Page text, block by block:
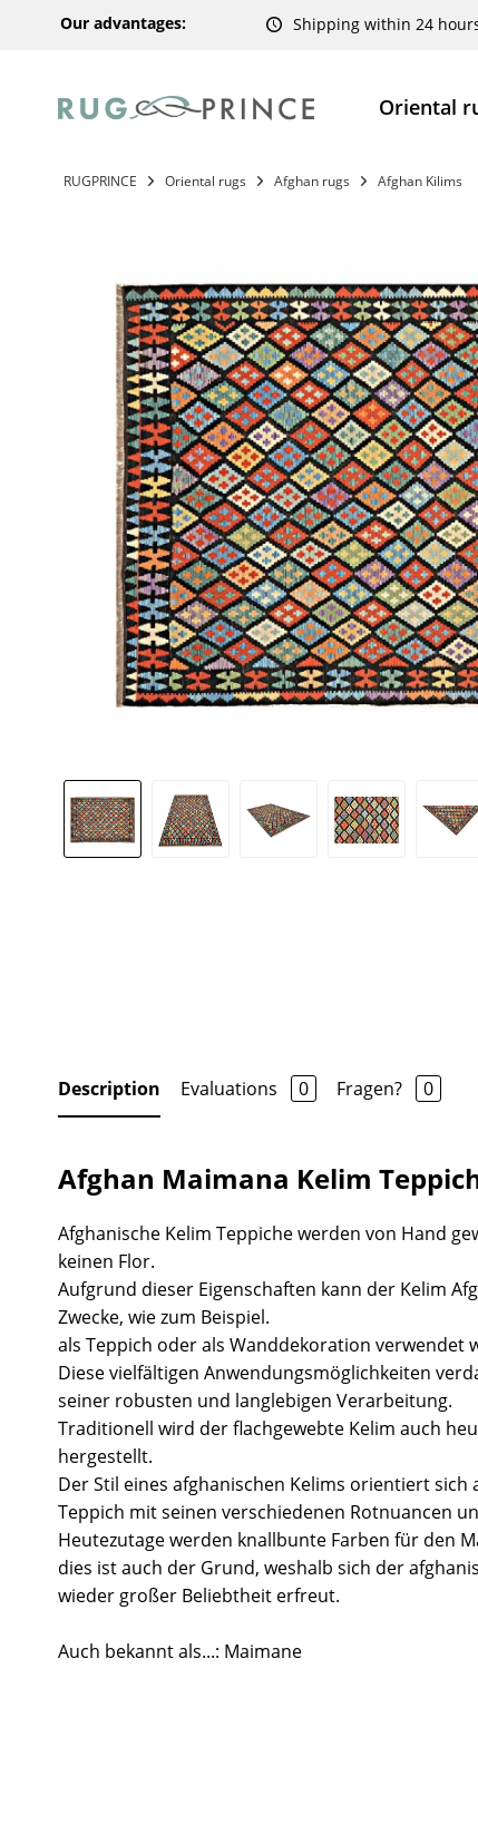
Our advantages: Shipping within 24
Oriental
RUGPRINCE Oriental rugs Afghan rugs Afghan Kilims
Description Evaluations 0 Fragen? 0
Afghan Maimana Kelim
Afghanische Kelim Teppiche werden von Hand
keinen Flor.
Aufgrund dieser Eigenschaften kann der Kelim
Zwecke, wie zum Beispiel.
als Teppich oder als Wanddekoration verwendet
Diese vielfältigen Anwendungsmöglichkeiten
seiner robusten und langlebigen Verarbeitung.
Traditionell wird der flachgewebte Kelim auch
hergestellt.
Der Stil eines afghanischen Kelims orientiert sich
Teppich mit seinen verschiedenen Rotnuancen
Heutezutage werden knallbunte Farben für den
dies ist auch der Grund, weshalb sich der
wieder großer Beliebtheit erfreut.
Auch bekannt als...: Maimane